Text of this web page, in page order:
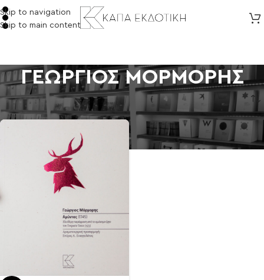
Skip to navigation
Skip to main content
ΓΕΩΡΓΙΟΣ ΜΟΡΜΟΡΗΣ
Αρχική σελίδα /Προϊόντα με ετικέτα “ΓΕΩΡΓΙΟΣ ΜΟΡΜΟΡΗΣ”